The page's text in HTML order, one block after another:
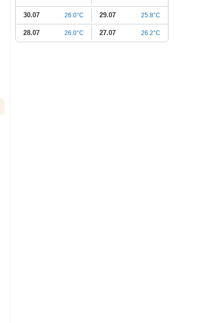
30.07 26.0°C 29.07 25.8°C
28.07 26.0°C 27.07 26.2°C